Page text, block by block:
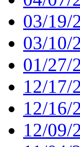
03/19/
03/10/
01/27/
12/17/
12/16/
12/09/